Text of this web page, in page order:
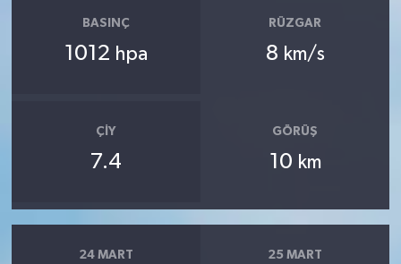
BASINÇ
1012 hpa
RÜZGAR
8 km/s
ÇIY
7.4
GÖRÜŞ
10 km
24 MART 25 MART